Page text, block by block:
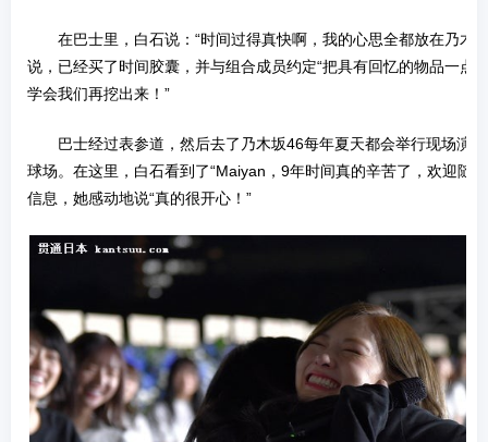
在巴士里，白石说：“时间过得真快啊，我的心思全都放在乃木
说，已经买了时间胶囊，并与组合成员约定“把具有回忆的物品一点
学会我们再挖出来！”
巴士经过表参道，然后去了乃木坂46每年夏天都会举行现场演
球场。在这里，白石看到了“Maiyan，9年时间真的辛苦了，欢迎随
信息，她感动地说“真的很开心！”